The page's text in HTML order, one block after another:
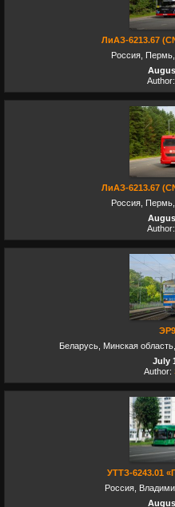
ЛиАЗ-6213.67
Россия,
Author:
ЛиАЗ-6213.67
Россия,
Author:
Беларусь, Минская
July
Author:
УТТЗ-6243.01
Россия,